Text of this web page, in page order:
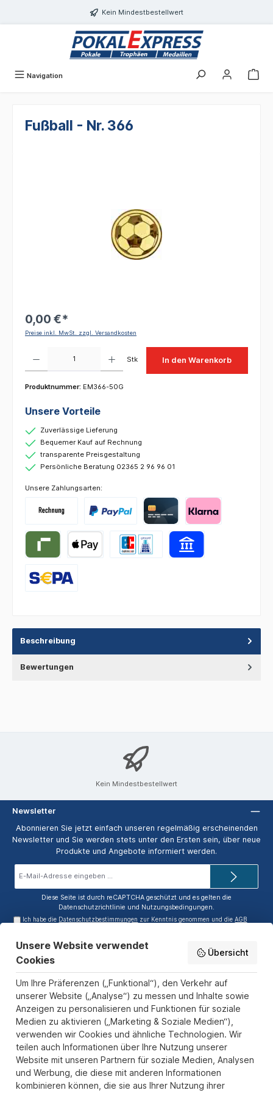
Kein Mindestbestellwert
Navigation
Fußball - Nr. 366
0,00 €*
Preise inkl. MwSt. zzgl. Versandkosten
Stk In den Warenkorb
Produktnummer: EM366-50G
Unsere Vorteile
Zuverlässige Lieferung
Bequemer Kauf auf Rechnung
transparente Preisgestaltung
Persönliche Beratung 02365 2 96 96 01
Unsere Zahlungsarten:
Beschreibung
Bewertungen
Kein Mindestbestellwert
Newsletter
Abonnieren Sie jetzt einfach unseren regelmäßig erscheinenden
Newsletter und Sie werden stets unter den Ersten sein, über neue
Produkte und Angebote informiert werden.
Diese Seite ist durch reCAPTCHA geschützt und es gelten die
Datenschutzrichtlinie und Nutzungsbedingungen.
Ich habe die Datenschutzbestimmungen zur Kenntnis genommen und dieAGB
Service-Hotline
Informationen
Zahlungs- und Versandarten
Sicher Einkaufen
Über uns
Der Pokal & Vereinsbedarf Onlineshop PokalExpress in Marl ist
Ihr Spezialist für Pokale, Medaillen und Trophäen aus Glas und
Resin, mit einem Fokus auf Säulenpokalen. Unser herausragender
Kundenservice zeichnet sich durch Schnelligkeit und
Unsere Website verwendet
Cookies
Übersicht
Um Ihre Präferenzen („Funktional“), den Verkehr auf
unserer Website („Analyse“) zu messen und Inhalte sowie
Anzeigen zu personalisieren und Funktionen für soziale
Medien zu aktivieren („Marketing & Soziale Medien“),
verwenden wir Cookies und ähnliche Technologien. Wir
teilen auch Informationen über Ihre Nutzung unserer
Website mit unseren Partnern für soziale Medien, Analysen
und Werbung, die diese mit anderen Informationen
kombinieren können, die sie aus Ihrer Nutzung ihrer